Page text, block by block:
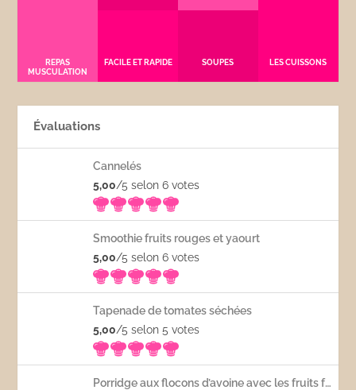
REPAS
MUSCULATION
FACILE ET RAPIDE SOUPES LES CUISSONS
Évaluations
Cannelés
5,00/5 selon 6votes
Smoothie fruits rouges et yaourt
5,00/5 selon 6votes
Tapenade de tomates séchées
5,00/5 selon 5votes
Porridge aux flocons d’avoine avec les fruits frais